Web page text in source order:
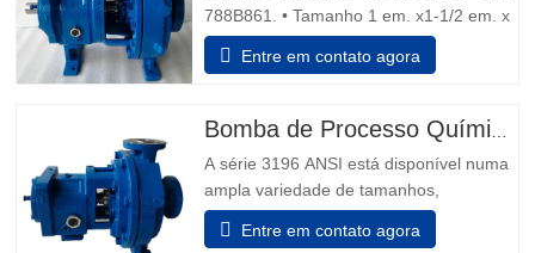
788B861. • Tamanho 1 em. x1-1/2 em. x
8 dentro • Descarga de água dupla
vedação mecânica. Motor 1.5 cv, 1.730
fase, Capacidade 14 gpm. • Dimensões
gerais 35 dentro. L x 12 dentro. W x 15
dentro H. Dicas de segurança da
Entre em contato agora
A série 3196 ANSI está disponível numa
ampla variedade de tamanhos,
capacidades e materiais para se adequar
perfeitamente a qualquer tipo de
Entre em contato agora